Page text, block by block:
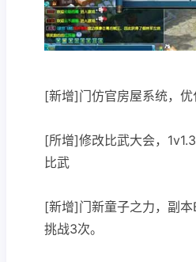
[新增]门仿官房屋系统，优
[所增]修改比武大会，
比武
[新增]门新童子之力，副
挑战3次。